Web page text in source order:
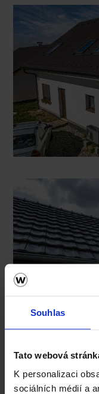
Souhlas
Tato webová
K personalizaci
sociálních médií a